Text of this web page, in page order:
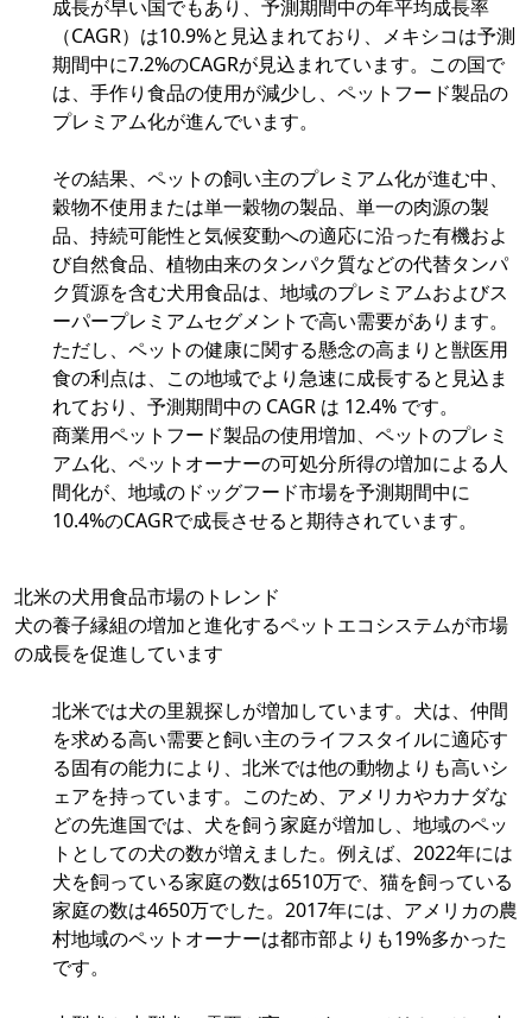
成長が早い国でもあり、予測期間中の年平均成長率
（CAGR）は10.9%と見込まれており、メキシコは予測
期間中に7.2%のCAGRが見込まれています。この国で
は、手作り食品の使用が減少し、ペットフード製品の
プレミアム化が進んでいます。
その結果、ペットの飼い主のプレミアム化が進む中、
穀物不使用または単一穀物の製品、単一の肉源の製
品、持続可能性と気候変動への適応に沿った有機およ
び自然食品、植物由来のタンパク質などの代替タンパ
ク質源を含む犬用食品は、地域のプレミアムおよびス
ーパープレミアムセグメントで高い需要があります。
ただし、ペットの健康に関する懸念の高まりと獣医用
食の利点は、この地域でより急速に成長すると見込ま
れており、予測期間中の CAGR は 12.4% です。
商業用ペットフード製品の使用増加、ペットのプレミ
アム化、ペットオーナーの可処分所得の増加による人
間化が、地域のドッグフード市場を予測期間中に
10.4%のCAGRで成長させると期待されています。
北米の犬用食品市場のトレンド
犬の養子縁組の増加と進化するペットエコシステムが市場
の成長を促進しています
北米では犬の里親探しが増加しています。犬は、仲間
を求める高い需要と飼い主のライフスタイルに適応す
る固有の能力により、北米では他の動物よりも高いシ
ェアを持っています。このため、アメリカやカナダな
どの先進国では、犬を飼う家庭が増加し、地域のペッ
トとしての犬の数が増えました。例えば、2022年には
犬を飼っている家庭の数は6510万で、猫を飼っている
家庭の数は4650万でした。2017年には、アメリカの農
村地域のペットオーナーは都市部よりも19%多かった
です。